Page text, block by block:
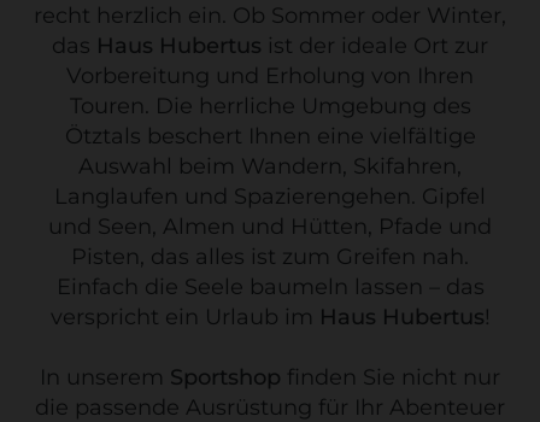
recht herzlich ein. Ob Sommer oder Winter,
das Haus Hubertus ist der ideale Ort zur
Vorbereitung und Erholung von Ihren
Touren. Die herrliche Umgebung des
Ötztals beschert Ihnen eine vielfältige
Auswahl beim Wandern, Skifahren,
Langlaufen und Spazierengehen. Gipfel
und Seen, Almen und Hütten, Pfade und
Pisten, das alles ist zum Greifen nah.
Einfach die Seele baumeln lassen – das
verspricht ein Urlaub im Haus Hubertus!
In unserem Sportshop finden Sie nicht nur
die passende Ausrüstung für Ihr Abenteuer